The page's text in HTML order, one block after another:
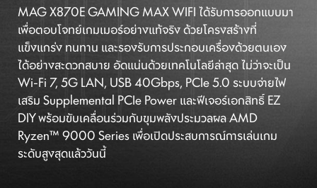
MAG X870E GAMING MAX WIFI ได้รับการออกแบบมา
เพื่อตอบโจทย์เกมเมอร์อย่างแท้จริง ด้วยโครงสร้างที่
แข็งแกร่ง ทนทาน และรองรับการประกอบเครื่องด้วยตนเอง
ได้อย่างสะดวกสบาย อัดแน่นด้วยเทคโนโลยีล่าสุด ไม่ว่าจะเป็น
Wi-Fi 7, 5G LAN, USB 40Gbps, PCIe 5.0 ระบบจ่ายไฟ
เสริม Supplemental PCIe Power และฟีเจอร์เอกสิทธิ์ EZ
DIY พร้อมขับเคลื่อนร่วมกับขุมพลังประมวลผล AMD
Ryzen™ 9000 Series เพื่อเปิดประสบการณ์การเล่นเกม
ระดับสูงสุดแล้ววันนี้